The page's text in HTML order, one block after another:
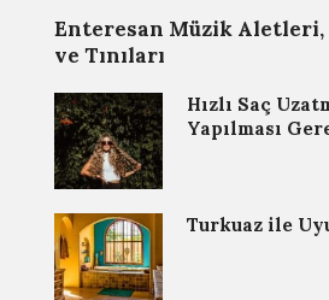
Enteresan Müzik Aletleri,
ve Tınıları
Hızlı Saç
Yapılması
Turkuaz ile